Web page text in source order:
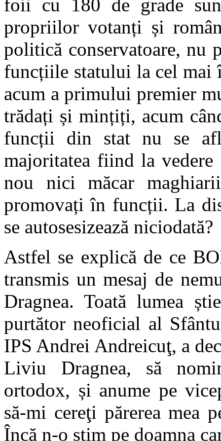
foii cu 180 de grade
propriilor votanți și
politică conservatoare, nu
funcțiile statului la cel
acum a primului premier
trădați și mințiți, acum
funcții din stat nu se
majoritatea fiind la
nou nici măcar
promovați în funcții. La
se autosesizează niciodată?
Astfel se explică de ce
transmis un mesaj de
Dragnea. Toată lumea
purtător neoficial al
IPS Andrei Andreicuţ, a
Liviu Dragnea, să
ortodox, și anume pe
să-mi cereţi părerea mea
Încă n-o ştim pe doamna